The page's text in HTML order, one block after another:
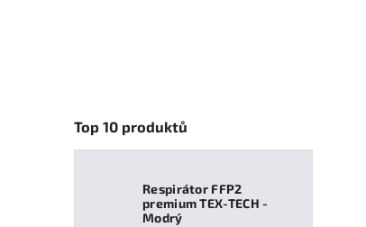
Top 10 produktů
Respirátor FFP2
premium TEX-TECH -
Modrý